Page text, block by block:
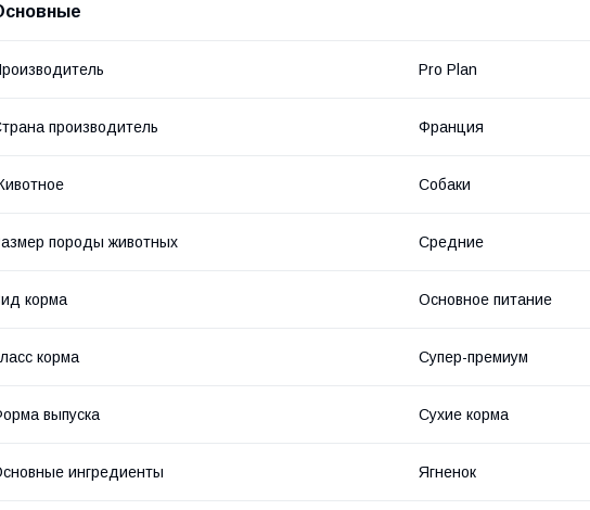
Pro Plan
производитель Франция
Собаки
породы животных Средние
корма Основное питание
корма Супер-премиум
выпуска Сухие корма
ингредиенты Ягненок